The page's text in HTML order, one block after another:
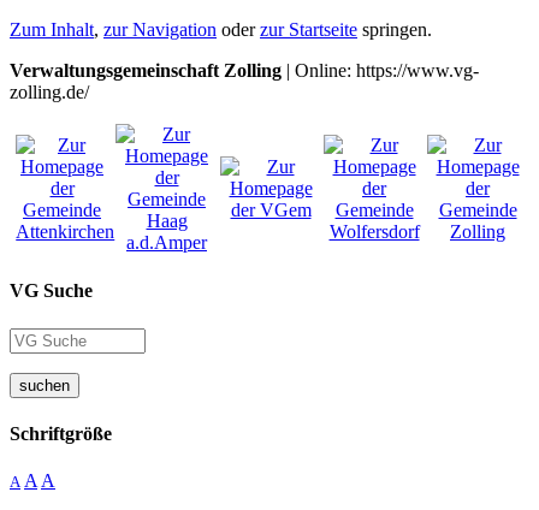
Zum Inhalt, zur Navigation oderzur Startseite springen.
Verwaltungsgemeinschaft Zolling | Online: https://www.vg-
zolling.de/
VG Suche
suchen
Schriftgröße
A A A